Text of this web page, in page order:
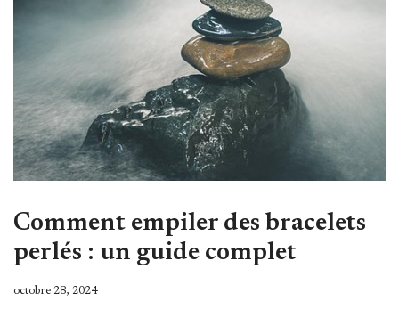
Comment empiler des bracelets
perlés : un guide complet
octobre 28, 2024